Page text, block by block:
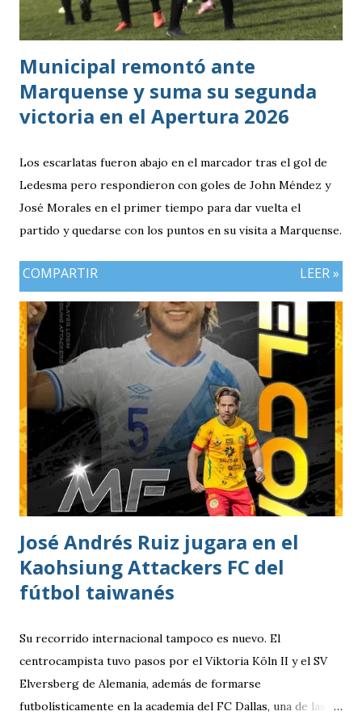
resultados, particularmente del de Honduras vs. Panamá.
Municipal remontó ante
Marquense y suma su segunda
victoria en el Apertura 2026
Los escarlatas fueron abajo en el marcador tras el gol de
Ledesma pero respondieron con goles de John Méndez y
José Morales en el primer tiempo para dar vuelta el
partido y quedarse con los puntos en su visita a Marquense.
COMPARTIR LEER »
José Andrés Ruiz jugara en el
Kaohsiung Attackers FC del
fútbol taiwanés
Su recorrido internacional tampoco es nuevo. El
centrocampista tuvo pasos por el Viktoria Köln II y el SV
Elversberg de Alemania, además de formarse
futbolísticamente en la academia del FC Dallas, una de las